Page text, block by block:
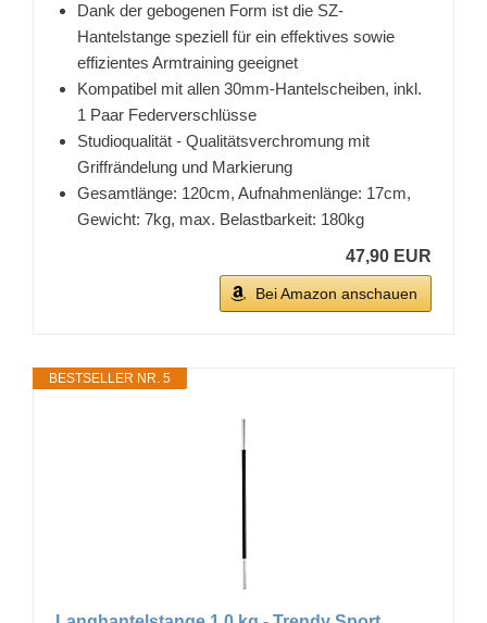
Dank der gebogenen Form ist die SZ-
Hantelstange speziell für ein effektives sowie
effizientes Armtraining geeignet
Kompatibel mit allen 30mm-Hantelscheiben, inkl.
1 Paar Federverschlüsse
Studioqualität - Qualitätsverchromung mit
Griffrändelung und Markierung
Gesamtlänge: 120cm, Aufnahmenlänge: 17cm,
Gewicht: 7kg, max. Belastbarkeit: 180kg
47,90 EUR
Bei Amazon anschauen
BESTSELLER NR. 5